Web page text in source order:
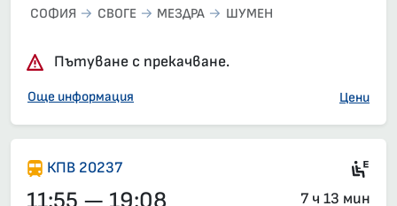
СОФИЯ СВОГЕ МЕЗДРА ШУМЕН
Пътуване с прекачване.
Още информация Цени
КПВ 20237
11:55 — 19:08 7 ч 13 мин